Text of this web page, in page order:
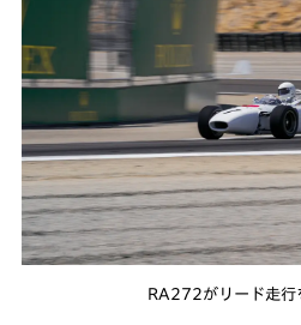
RA272がリード走行